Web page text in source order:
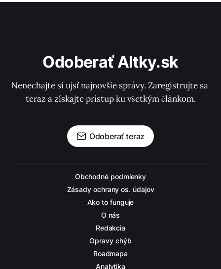
Odoberať Altky.sk
Nenechajte si ujsť najnovšie správy. Zaregistrujte sa
teraz a získajte prístup ku všetkým článkom.
Odoberať teraz
Obchodné podmienky
Zásady ochrany os. údajov
Ako to funguje
O nás
Redakcia
Opravy chýb
Roadmapa
Analytika